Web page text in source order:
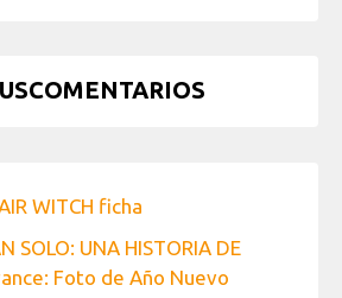
WITCH ficha
SOLO: UNA HISTORIA DE
Foto de Año Nuevo